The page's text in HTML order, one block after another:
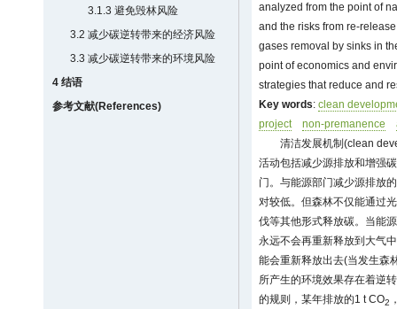
3.1.3 避免毁林风险
3.2 减少碳逆转带来的经济风险
3.3 减少碳逆转带来的环境风险
4 结语
参考文献(References)
analyzed from the point of
and the risks from re-
gases removal by sinks in
point of economics and
strategies that reduce and
Key words: clean
project
non-premanence
清洁发展机制(clean
活动包括减少源排放和增强
门。与能源部门减少源排放
对较低。但森林不仅能通过
伐等其他形式释放碳。当能
永远不会再重新释放到大气
能会重新释放出去(当发生森
所产生的环境效果存在着逆
的规则，某年排放的1 t CO2